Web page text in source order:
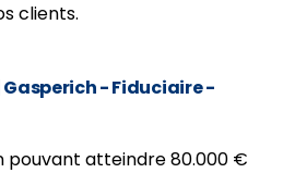
clients.
- Fiduciaire -
pouvant atteindre 80.000 €